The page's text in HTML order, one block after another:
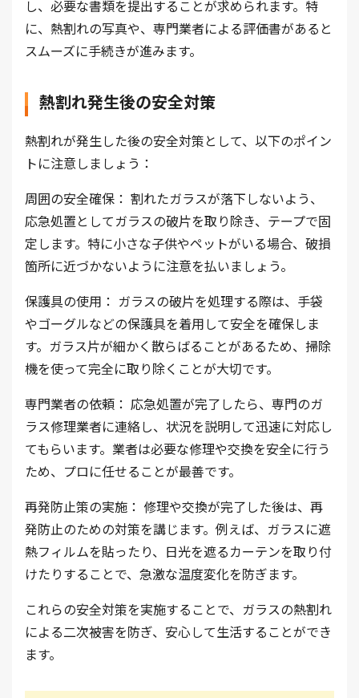
し、必要な書類を提出することが求められます。特
に、熱割れの写真や、専門業者による評価書があると
スムーズに手続きが進みます。
熱割れ発生後の安全対策
熱割れが発生した後の安全対策として、以下のポイン
トに注意しましょう：
周囲の安全確保： 割れたガラスが落下しないよう、
応急処置としてガラスの破片を取り除き、テープで固
定します。特に小さな子供やペットがいる場合、破損
箇所に近づかないように注意を払いましょう。
保護具の使用： ガラスの破片を処理する際は、手袋
やゴーグルなどの保護具を着用して安全を確保しま
す。ガラス片が細かく散らばることがあるため、掃除
機を使って完全に取り除くことが大切です。
専門業者の依頼： 応急処置が完了したら、専門のガ
ラス修理業者に連絡し、状況を説明して迅速に対応し
てもらいます。業者は必要な修理や交換を安全に行う
ため、プロに任せることが最善です。
再発防止策の実施： 修理や交換が完了した後は、再
発防止のための対策を講じます。例えば、ガラスに遮
熱フィルムを貼ったり、日光を遮るカーテンを取り付
けたりすることで、急激な温度変化を防ぎます。
これらの安全対策を実施することで、ガラスの熱割れ
による二次被害を防ぎ、安心して生活することができ
ます。